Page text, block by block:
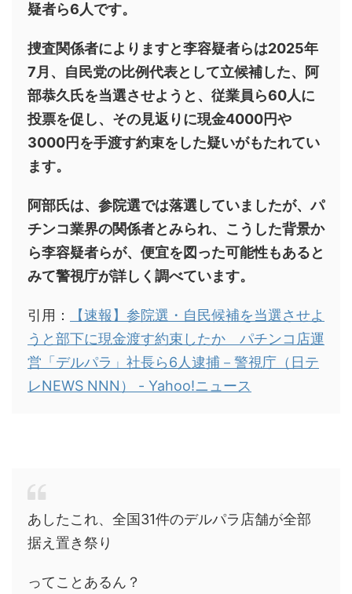
疑者ら6人です。
捜査関係者によりますと李容疑者らは2025年
7月、自民党の比例代表として立候補した、阿
部恭久氏を当選させようと、従業員ら60人に
投票を促し、その見返りに現金4000円や
3000円を手渡す約束をした疑いがもたれてい
ます。
阿部氏は、参院選では落選していましたが、パ
チンコ業界の関係者とみられ、こうした背景か
ら李容疑者らが、便宜を図った可能性もあると
みて警視庁が詳しく調べています。
引用：
【速報】参院選・自民候補を当選させよ
うと部下に現金渡す約束したか パチンコ店運
営「デルパラ」社長ら6人逮捕－警視庁（日テ
レNEWS NNN） - Yahoo!ニュース
あしたこれ、全国31件のデルパラ店舗が全部
据え置き祭り
ってことあるん？